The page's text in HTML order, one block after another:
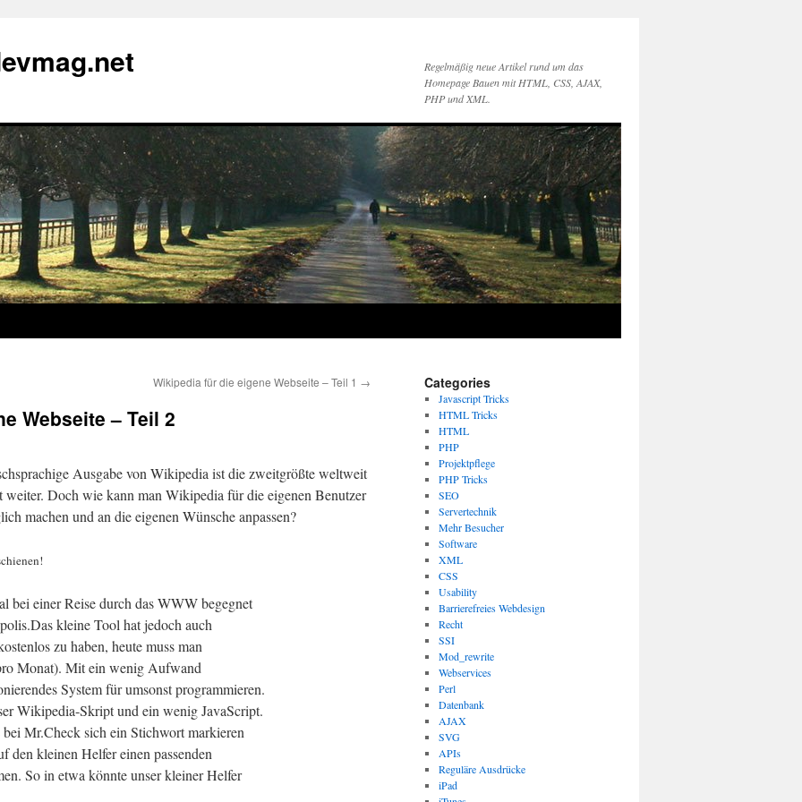
Regelmäßig neue Artikel rund um das
Homepage Bauen mit HTML, CSS, AJAX,
PHP und XML.
Wikipedia für die eigene Webseite – Teil 1 →
Webseite – Teil 2
Ausgabe von Wikipedia ist die zweitgrößte weltweit
weiter. Doch wie kann man Wikipedia für die eigenen Benutzer
machen und an die eigenen Wünsche anpassen?
bei einer Reise durch das WWW begegnet
kleine Tool hat jedoch auch
zu haben, heute muss man
Monat). Mit ein wenig Aufwand
System für umsonst programmieren.
Wikipedia-Skript und ein wenig JavaScript.
Mr.Check sich ein Stichwort markieren
kleinen Helfer einen passenden
So in etwa könnte unser kleiner Helfer
Categories
Javascript Tricks
HTML Tricks
HTML
PHP
Projektpflege
PHP Tricks
SEO
Servertechnik
Mehr Besucher
Software
XML
CSS
Usability
Barrierefreies Webdesign
Recht
SSI
Mod_rewrite
Webservices
Perl
Datenbank
AJAX
SVG
APIs
Reguläre Ausdrücke
iPad